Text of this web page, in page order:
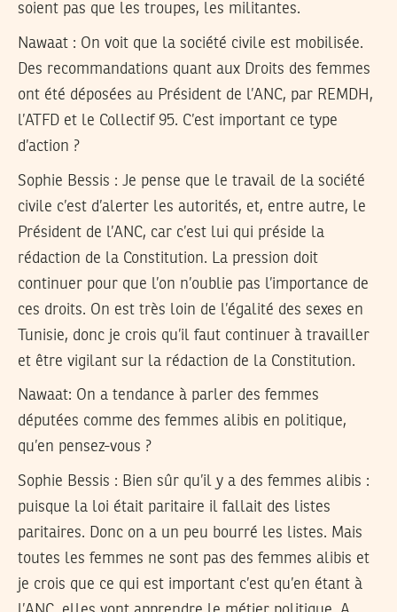
soient pas que les troupes, les militantes.
Nawaat : On voit que la société civile est mobilisée.
Des recommandations quant aux Droits des femmes
ont été déposées au Président de l’ANC, par REMDH,
l’ATFD et le Collectif 95. C’est important ce type
d’action ?
Sophie Bessis : Je pense que le travail de la société
civile c’est d’alerter les autorités, et, entre autre, le
Président de l’ANC, car c’est lui qui préside la
rédaction de la Constitution. La pression doit
continuer pour que l’on n’oublie pas l’importance de
ces droits. On est très loin de l’égalité des sexes en
Tunisie, donc je crois qu’il faut continuer à travailler
et être vigilant sur la rédaction de la Constitution.
Nawaat: On a tendance à parler des femmes
députées comme des femmes alibis en politique,
qu’en pensez-vous ?
Sophie Bessis : Bien sûr qu’il y a des femmes alibis :
puisque la loi était paritaire il fallait des listes
paritaires. Donc on a un peu bourré les listes. Mais
toutes les femmes ne sont pas des femmes alibis et
je crois que ce qui est important c’est qu’en étant à